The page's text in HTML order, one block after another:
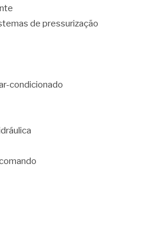
de pressurização
condicionado